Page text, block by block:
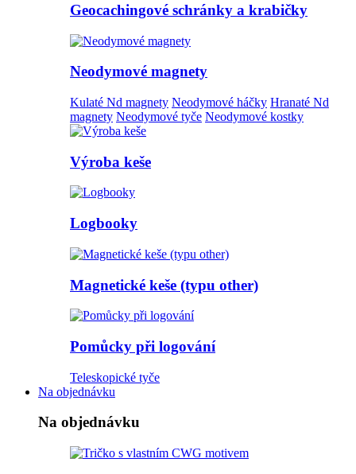
Geocachingové schránky a krabičky
Neodymové magnety
Kulaté Nd magnety Neodymové háčky Hranaté Nd
magnety Neodymové tyče Neodymové kostky
Výroba keše
Logbooky
Magnetické keše (typu other)
Pomůcky při logování
Teleskopické tyče
Na objednávku
Na objednávku